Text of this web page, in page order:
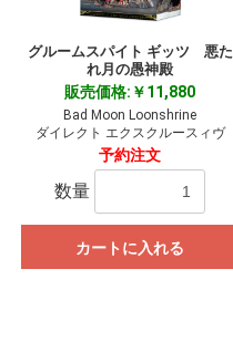
グルームスパイト ギッツ 悪た
れ月の愚神殿
販売価格:￥11,880
Bad Moon Loonshrine
ダイレクト エクスクルースィヴ
予約注文
数量
カートに入れる